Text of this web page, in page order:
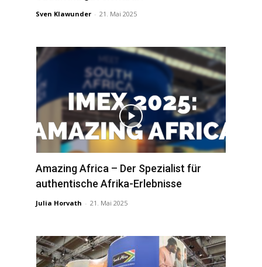
Sven Klawunder - 21. Mai 2025
Amazing Africa – Der Spezialist für
authentische Afrika-Erlebnisse
Julia Horvath - 21. Mai 2025